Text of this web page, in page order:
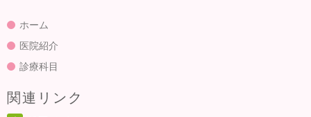
ホーム
医院紹介
診療科目
関連リンク